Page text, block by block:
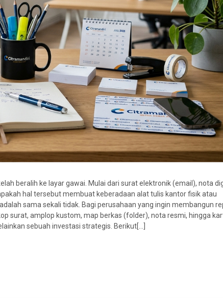
beralih ke layar gawai. Mulai dari surat elektronik (email), nota
hal tersebut membuat keberadaan alat tulis kantor fisik atau
sama sekali tidak. Bagi perusahaan yang ingin membangun
surat, amplop kustom, map berkas (folder), nota resmi, hingga
sebuah investasi strategis. Berikut[...]